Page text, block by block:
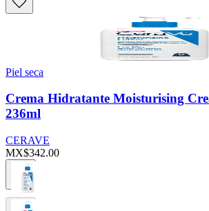
Piel seca
Crema Hidratante Moisturising
236ml
CERAVE
MX$342.00